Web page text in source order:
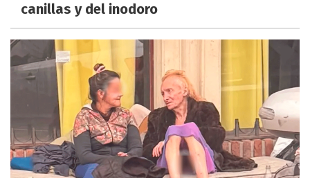
canillas y del inodoro